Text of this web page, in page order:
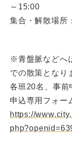
～15:00
集合・解散場所
※青盤脈などへ
での散策となり
各班20名、事前
申込専用フォー
https://